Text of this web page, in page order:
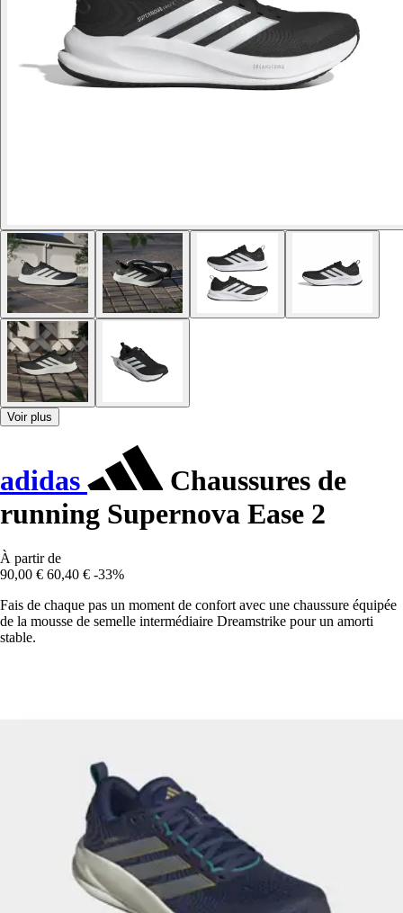
Voir plus
adidas
Chaussures de
running Supernova Ease 2
À partir de
90,00 € 60,40 € -33%
Fais de chaque pas un moment de confort avec une chaussure équipée
de la mousse de semelle intermédiaire Dreamstrike pour un amorti
stable.